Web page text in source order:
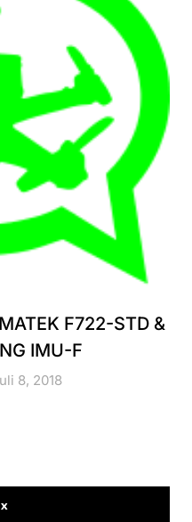
F722-STD &
IMU-F
8, 2018
x